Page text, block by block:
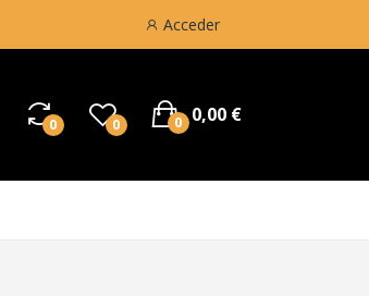
Acceder
0 0 0,00 €
0